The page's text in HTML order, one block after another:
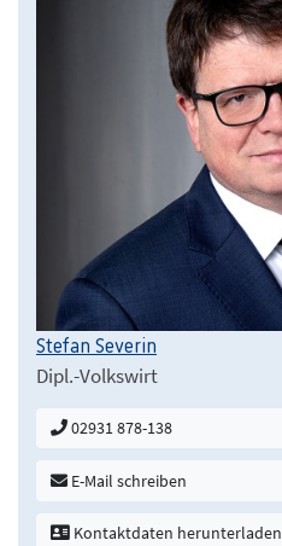
Stefan Severin
Dipl.-Volkswirt
02931 878-138
E-Mail schreiben
Kontaktdaten herunterladen